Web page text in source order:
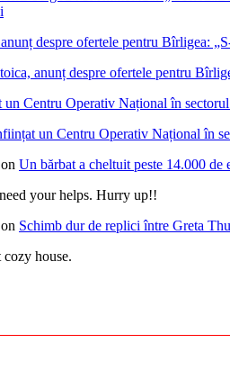
anunț despre ofertele pentru
un Centru Operativ Național în
on Un bărbat a cheltuit peste 14.000
your helps. Hurry up!!
on Schimb dur de replici între Greta
house.